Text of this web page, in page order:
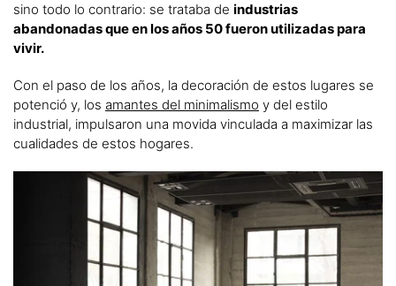
sino todo lo contrario: se trataba de industrias
abandonadas que en los años 50 fueron utilizadas para
vivir.
Con el paso de los años, la decoración de estos lugares se
potenció y, los amantes del minimalismo y del estilo
industrial, impulsaron una movida vinculada a maximizar las
cualidades de estos hogares.